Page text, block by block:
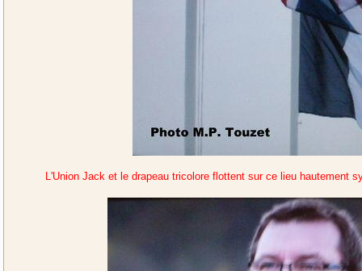
L'Union Jack et le drapeau tricolore flottent sur ce lieu hautement